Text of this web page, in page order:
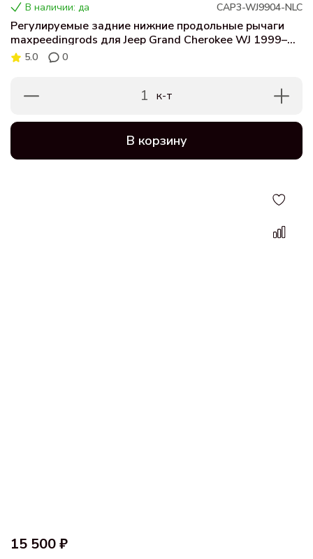
В наличии: да CAP3-WJ9904-NLC
Регулируемые задние нижние продольные рычаги
maxpeedingrods для Jeep Grand Cherokee WJ 1999–
2004 (комплект 2 шт.)
5.0 0
1 к-т
В корзину
15 500 ₽